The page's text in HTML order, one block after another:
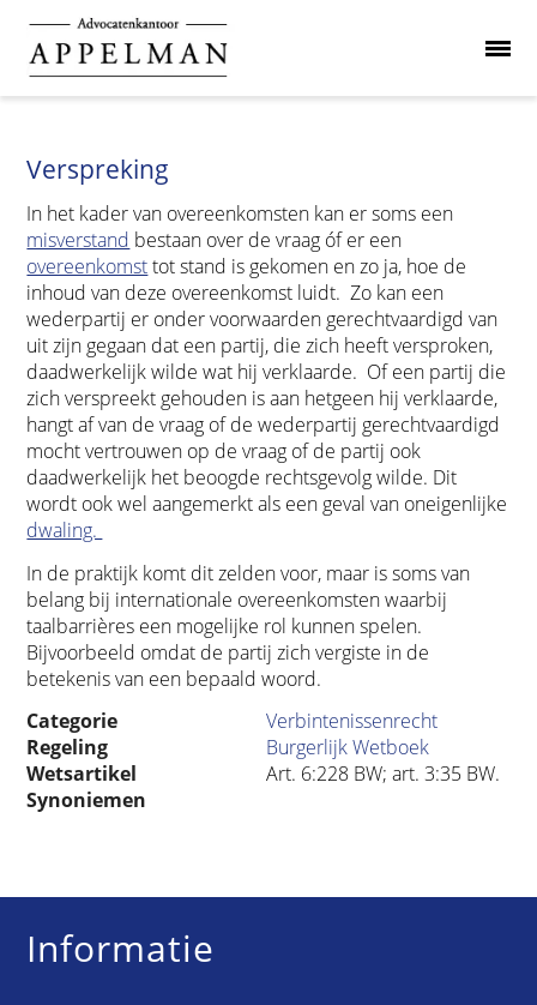
Verspreking
In het kader van overeenkomsten kan er soms een
misverstand bestaan over de vraag óf er een
overeenkomsttot stand is gekomen en zo ja, hoe de
inhoud van deze overeenkomst luidt. Zo kan een
wederpartij er onder voorwaarden gerechtvaardigd van
uit zijn gegaan dat een partij, die zich heeft versproken,
daadwerkelijk wilde wat hij verklaarde. Of een partij die
zich verspreekt gehouden is aan hetgeen hij verklaarde,
hangt af van de vraag of de wederpartij gerechtvaardigd
mocht vertrouwen op de vraag of de partij ook
daadwerkelijk het beoogde rechtsgevolg wilde. Dit
wordt ook wel aangemerkt als een geval van oneigenlijke
dwaling.
In de praktijk komt dit zelden voor, maar is soms van
belang bij internationale overeenkomsten waarbij
taalbarrières een mogelijke rol kunnen spelen.
Bijvoorbeeld omdat de partij zich vergiste in de
betekenis van een bepaald woord.
Categorie
Verbintenissenrecht
Regeling
Burgerlijk Wetboek
Wetsartikel
Art. 6:228 BW; art. 3:35 BW.
Synoniemen
Informatie